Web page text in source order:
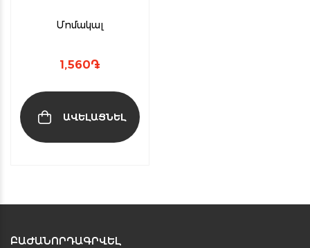
Մոմակալ
1,560֏
ԱՎԵԼԱՑՆԵԼ
ԲԱԺԱՆՈՐԴԱԳՐՎԵԼ